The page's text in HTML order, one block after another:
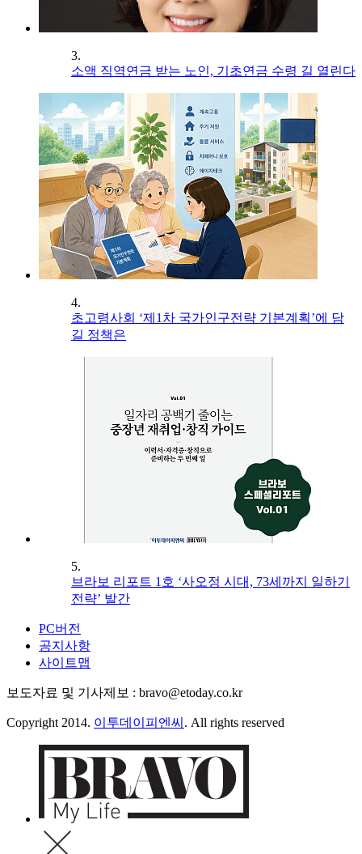
3.
소액 직역연금 받는 노인, 기초연금 수령 길 열린다
4.
초고령사회 ‘제1차 국가인구전략 기본계획’에 담
길 정책은
5.
브라보 리포트 1호 ‘사오정 시대, 73세까지 일하기
전략’ 발간
PC버전
공지사항
사이트맵
보도자료 및 기사제보 : bravo@etoday.co.kr
Copyright 2014. 이투데이피엔씨 . All rights reserved